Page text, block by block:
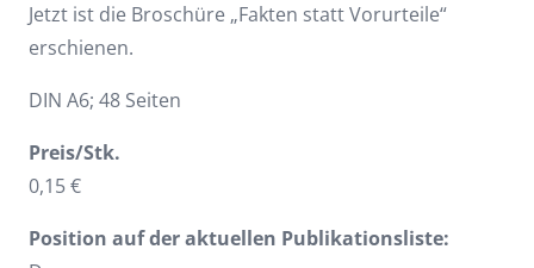
Jetzt ist die Broschüre „Fakten statt Vorurteile“
erschienen.
DIN A6; 48 Seiten
Preis/Stk.
0,15 €
Position auf der aktuellen Publikationsliste: